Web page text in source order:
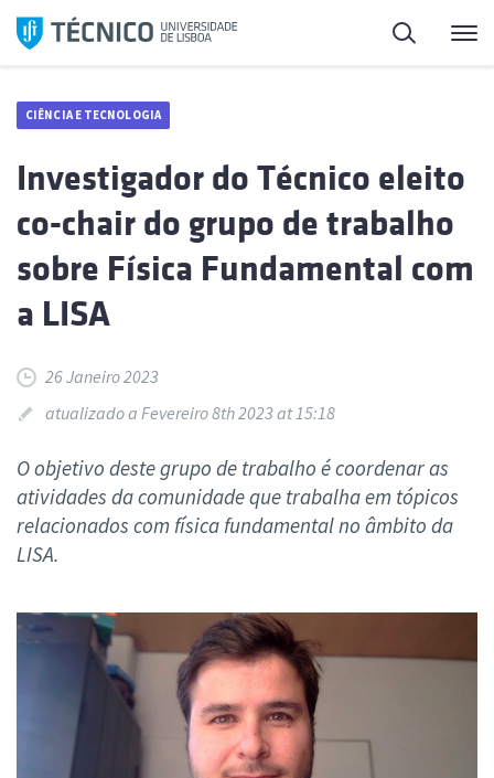
Saltar
para
Pesquisa
CIÊNCIA E TECNOLOGIA
Investigador do Técnico eleito
co-chair do grupo de trabalho
sobre Física Fundamental com
a LISA
26 Janeiro 2023
atualizado a Fevereiro 8th 2023 at 15:18
O objetivo deste grupo de trabalho é coordenar as
atividades da comunidade que trabalha em tópicos
relacionados com física fundamental no âmbito da
LISA.